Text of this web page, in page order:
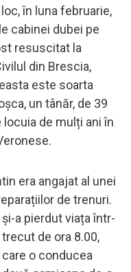
în luna februarie,
cabinei dubei pe
resuscitat la
din Brescia,
este soarta
un tânăr, de 39
locuia de mulți ani în
era angajat al unei
de trenuri.
a pierdut viața într-
de ora 8.00,
o conducea